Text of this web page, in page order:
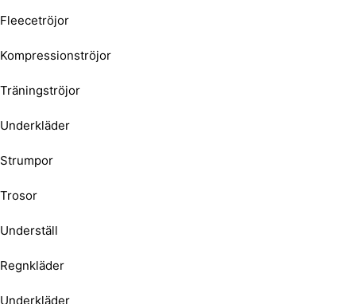
Fleecetröjor
Kompressionströjor
Träningströjor
Underkläder
Strumpor
Trosor
Underställ
Regnkläder
Underkläder